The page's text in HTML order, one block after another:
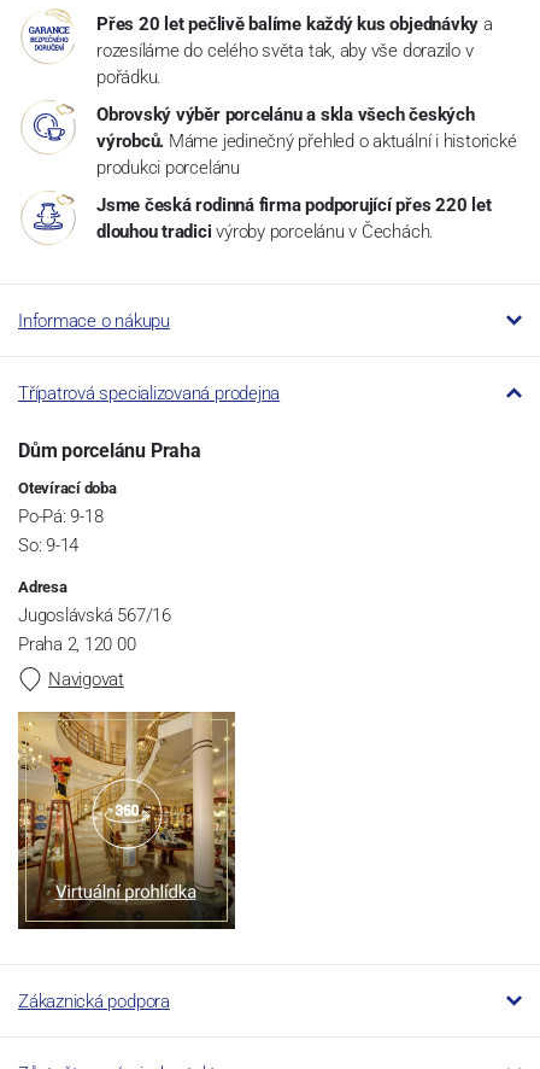
Přes 20 let pečlivě balíme každý kus objednávky a
rozesíláme do celého světa tak, aby vše dorazilo v
pořádku.
Obrovský výběr porcelánu a skla všech českých
výrobců. Máme jedinečný přehled o aktuální i historické
produkci porcelánu
Jsme česká rodinná firma podporující přes 220 let
dlouhou tradici výroby porcelánu v Čechách.
Informace o nákupu
Třípatrová specializovaná prodejna
Dům porcelánu Praha
Otevírací doba
Po-Pá: 9-18
So: 9-14
Adresa
Jugoslávská 567/16
Praha 2, 120 00
Navigovat
Zákaznická podpora